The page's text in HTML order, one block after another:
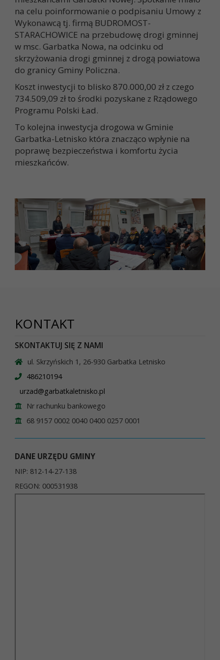
na celu poinformowanie o podpisaniu Umowy z
Wykonawcą tj. firmą BUDROMOST-
STARACHOWICE na przebudowę drogi gminnej
w msc. Garbatka Nowa, na odcinku od
skrzyżowania drogi gminnej z drogą powiatowa
do granicy Gminy Policzna.
Koszt inwestycji to blisko 870.000,00 zł z czego
734.509,09 zł to środki pozyskane z Rządowego
Programu Polski Ład.
To kolejna inwestycja drogowa w Gminie
Garbatka-Letnisko która znacząco wpłynie na
poprawę bezpieczeństwa i komfortu życia
mieszkańców.
KONTAKT
SKONTAKTUJ SIĘ Z NAMI
ul. Skrzyńskich 1, 26-930 Garbatka Letnisko
486210194
urzad@garbatkaletnisko.pl
Nr rachunku bankowego
68 9157 0002 0040 0400 0257 0001
DANE URZĘDU GMINY
NIP: 812-14-27-138
REGON: 000531938